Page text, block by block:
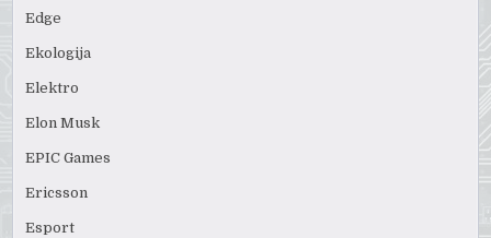
Edge
Ekologija
Elektro
Elon Musk
EPIC Games
Ericsson
Esport